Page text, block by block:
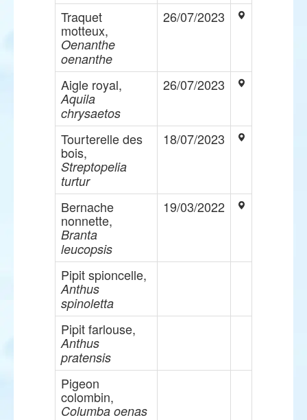
Traquet
motteux,
Oenanthe
oenanthe
26/07/2023
Aigle royal,
Aquila
chrysaetos
26/07/2023
Tourterelle des
bois,
Streptopelia
turtur
18/07/2023
Bernache
nonnette,
Branta
leucopsis
19/03/2022
Pipit spioncelle,
Anthus
spinoletta
Pipit farlouse,
Anthus
pratensis
Pigeon
colombin,
Columba oenas